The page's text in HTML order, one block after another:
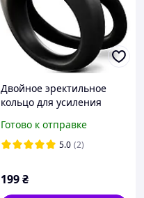
Двойное эректильное
кольцо для усиления
Готово к отправке
5.0 (2)
199₴